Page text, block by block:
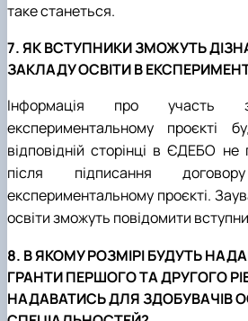
таке станеться.
7. ЯК ВСТУПНИКИ ЗМОЖУТЬ
ЗАКЛАДУ ОСВІТИ В
Інформація про участь
експериментальному проєкті
відповідній сторінці в ЄДЕБО не
після підписання
експериментальному проєкті.
освіти зможуть повідомити
8. В ЯКОМУ РОЗМІРІ БУДУТЬ
ГРАНТИ ПЕРШОГО ТА ДРУГОГО
НАДАВАТИСЬ ДЛЯ ЗДОБУВАЧІВ